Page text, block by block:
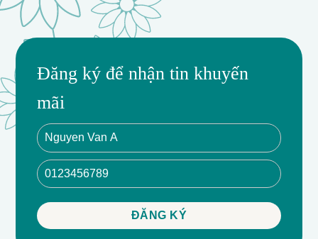
Đăng ký để nhận tin khuyến
mãi